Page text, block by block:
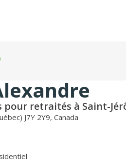
retraités à Saint-
J7Y 2Y9, Canada